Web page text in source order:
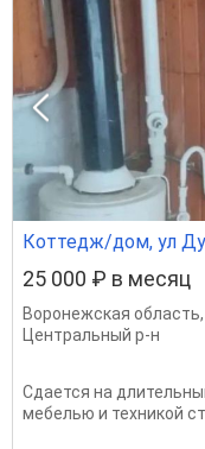
Коттедж/дом, ул
25 000 ₽ в месяц
Воронежская область,
Центральный р-н
Сдается на
мебелью и техникой